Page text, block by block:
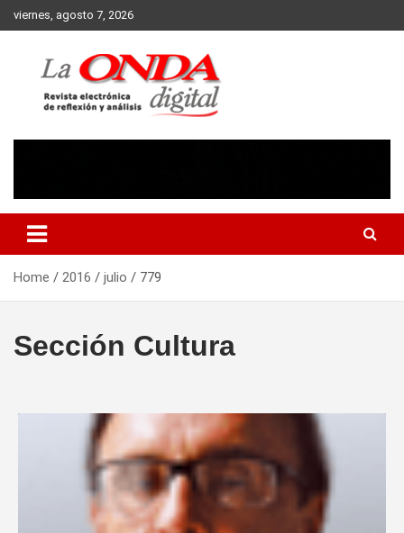
Skip
to
viernes, agosto 7, 2026
Home 2016 julio 779